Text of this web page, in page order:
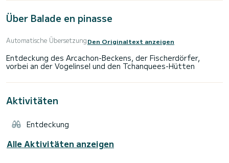
Über Balade en pinasse
Automatische ÜbersetzungDen Originaltext anzeigen
Entdeckung des Arcachon-Beckens, der Fischerdörfer,
Aktivitäten
Entdeckung
Alle Aktivitäten anzeigen